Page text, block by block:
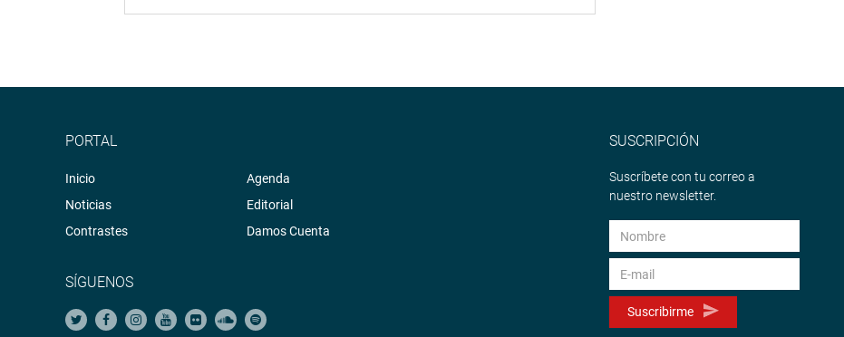
PORTAL
Inicio
Noticias
Contrastes
Agenda
Editorial
Damos Cuenta
SÍGUENOS
SUSCRIPCIÓN
Suscríbete con tu correo a
nuestro newsletter.
Suscribirme